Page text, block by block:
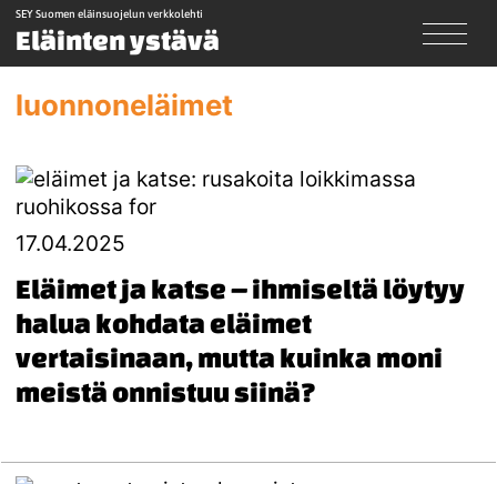
SEY Suomen eläinsuojelun verkkolehti
Eläinten ystävä
luonnoneläimet
17.04.2025
Eläimet ja katse – ihmiseltä löytyy
halua kohdata eläimet
vertaisinaan, mutta kuinka moni
meistä onnistuu siinä?